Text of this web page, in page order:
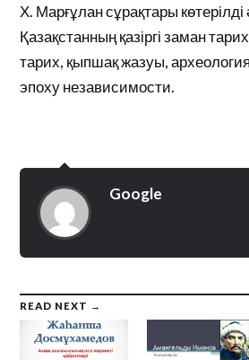
Х. Марғұлан сұрақтары көтерілді
Қазақстанның қазіргі заман
тарих, қыпшақ жазуы,
эпоху независимости.
Google
READ NEXT →